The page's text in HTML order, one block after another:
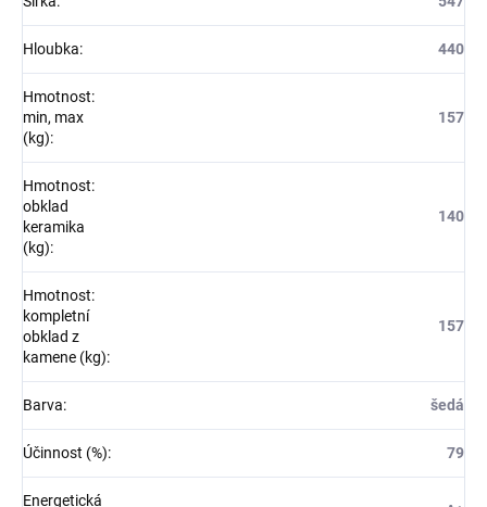
Hloubka: 440
Hmotnost:
min, max
(kg):
157
Hmotnost:
obklad
keramika
(kg):
140
Hmotnost:
kompletní
obklad z
kamene (kg):
157
Barva: šedá
Účinnost (%): 79
Energetická